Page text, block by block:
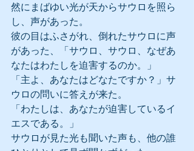
然にまばゆい光が天からサウロを照ら
し、声があった。
彼の目はふさがれ、倒れたサウロに声
があった、「サウロ、サウロ、なぜあ
なたはわたしを迫害するのか。」
「主よ、あなたはどなたですか？」サ
ウロの問いに答えが来た。
「わたしは、あなたが迫害しているイ
エスである。」
サウロが見た光も聞いた声も、他の誰